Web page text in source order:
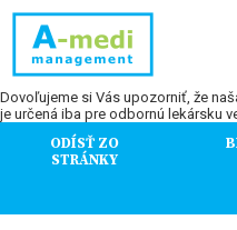
Dovoľujeme si Vás upozorniť, že
je určená iba pre odbornú lekársku
ODÍSŤ ZO
STRÁNKY